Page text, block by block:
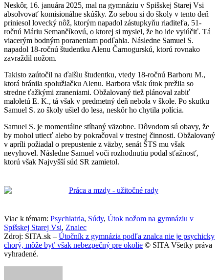
Neskôr, 16. januára 2025, mal na gymnáziu v Spišskej Starej Vsi
absolvovať komisionálne skúšky. Zo sebou si do školy v tento deň
priniesol lovecký nôž, ktorým napadol zástupkyňu riaditeľa, 51-
ročnú Máriu Semančíkovú, o ktorej si myslel, že ho ide vylúčiť. Tá
viacerým bodným poraneniam podľahla. Následne Samuel S.
napadol 18-ročnú študentku Alenu Čarnogurskú, ktorú rovnako
zavraždil nožom.
Takisto zaútočil na ďalšiu študentku, vtedy 18-ročnú Barboru M.,
ktorá bránila spolužiačku Alenu. Barbora však útok prežila so
stredne ťažkými zraneniami. Obžalovaný tiež plánoval zabiť
maloletú E. K., tá však v predmetný deň nebola v škole. Po skutku
Samuel S. zo školy ušiel do lesa, neskôr ho chytila polícia.
Samuel S. je momentálne stíhaný väzobne. Dôvodom sú obavy, že
by mohol utiecť alebo by pokračoval v trestnej činnosti. Obžalovaný
v apríli požiadal o prepustenie z väzby, senát ŠTS mu však
nevyhovel. Následne Samuel voči rozhodnutiu podal sťažnosť,
ktorú však Najvyšší súd SR zamietol.
Viac k témam: Psychiatria, Súdy, Útok nožom na gymnáziu v
Spišskej Starej Vsi, Znalec
Zdroj: SITA.sk – Útočník z gymnázia podľa znalca nie je psychicky
chorý, môže byť však nebezpečný pre okolie © SITA Všetky práva
vyhradené.